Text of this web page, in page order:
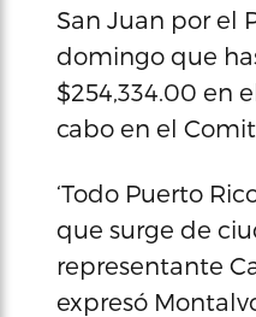
San Juan por el
domingo que
$254,334.00 en
cabo en el
‘Todo Puerto
que surge de
representante
expresó